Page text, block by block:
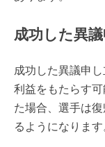
成功した異
成功した異議申
利益をもたらす
た場合、選手は
るようになります